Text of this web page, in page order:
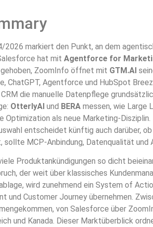
2026 markiert den Punkt, an dem
hat mitAgentforce for
ZoomInfo öffnet mit GTM.AI
ChatGPT, Agentforce und HubSpot
die manuelle Datenpflege
OtterlyAI und BERA messen, wie Large
Optimization als neue Marketing-
entscheidet künftig auch darüber,
sollte MCP-Anbindung, Datenqualität und
Produktankündigungen so dicht
der weit über klassisches
wird zunehmend ein System of
und Customer Journey übernehmen.
von Salesforce über
und Kanada. Dieser Marktüberblick